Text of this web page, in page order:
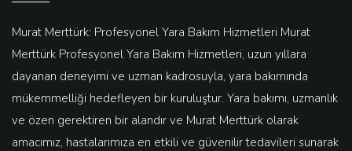
Murat Merttürk: Profesyonel Yara Bakım Hizmetleri Murat
Merttürk Profesyonel Yara Bakım Hizmetleri, uzun yıllara
dayanan deneyimi ve uzman kadrosuyla, yara bakımında
mükemmelliği hedefleyen bir kuruluştur. Yara bakımı, uzmanlık
ve özen gerektiren bir alandır ve Murat Merttürk olarak
amacımız, hastalarımıza en etkili ve güvenilir tedavileri sunarak